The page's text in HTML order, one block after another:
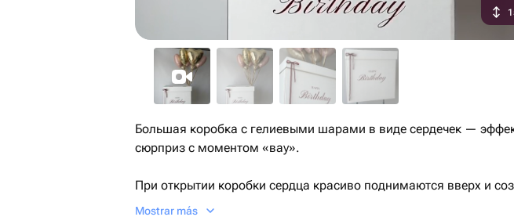
Большая коробка с гелиевыми шарами в виде сердечек —
сюрприз с моментом «вау».
При открытии коробки сердца красиво поднимаются вверх и
атмосферу праздника с первых секунд.
Mostrar más